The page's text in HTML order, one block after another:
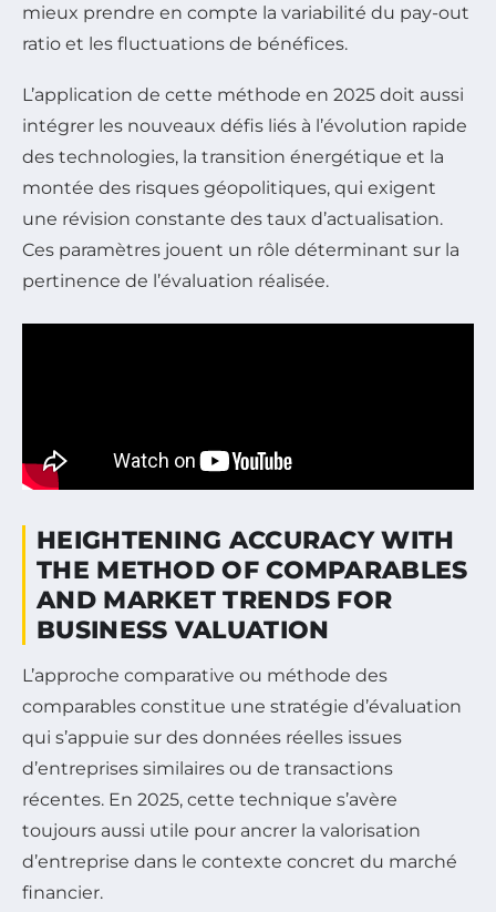
mieux prendre en compte la variabilité du pay-out
ratio et les fluctuations de bénéfices.
L’application de cette méthode en 2025 doit aussi
intégrer les nouveaux défis liés à l’évolution rapide
des technologies, la transition énergétique et la
montée des risques géopolitiques, qui exigent
une révision constante des taux d’actualisation.
Ces paramètres jouent un rôle déterminant sur la
pertinence de l’évaluation réalisée.
HEIGHTENING ACCURACY WITH
THE METHOD OF COMPARABLES
AND MARKET TRENDS FOR
BUSINESS VALUATION
L’approche comparative ou méthode des
comparables constitue une stratégie d’évaluation
qui s’appuie sur des données réelles issues
d’entreprises similaires ou de transactions
récentes. En 2025, cette technique s’avère
toujours aussi utile pour ancrer la valorisation
d’entreprise dans le contexte concret du marché
financier.